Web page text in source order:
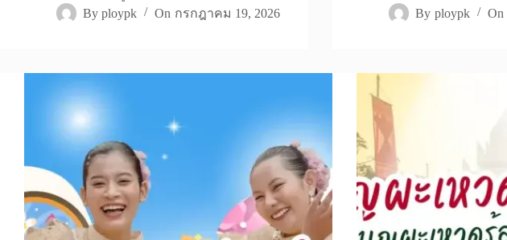
By ploypk On กรกฎาคม 19, 2026
By ploypk On